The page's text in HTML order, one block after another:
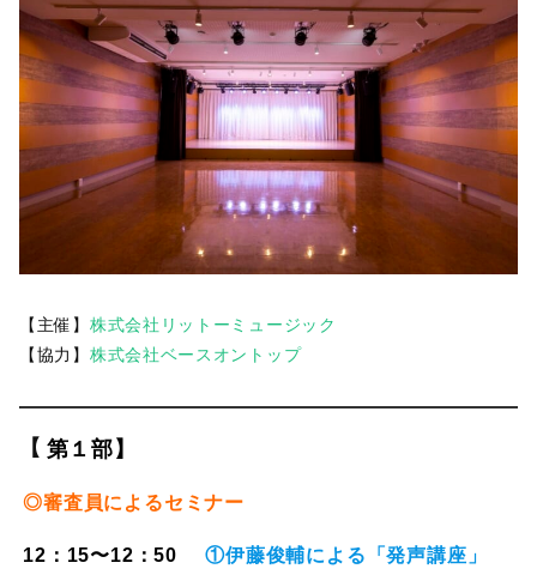
【主催】 株式会社リットーミュージック
【協力】 株式会社ベースオントップ
【 第１部】
◎審査員によるセミナー
12：15〜12：50 ①伊藤俊輔による「発声講座」